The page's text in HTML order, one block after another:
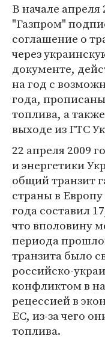
В начале
"Газпром"
соглашение о
через
документе,
на год с
года,
топлива, а
выходе из ГТС
22 апреля 2009
и энергетики
общий транзит
страны в
года составил
что вполовину
периода
транзита было
российско-
конфликтом в
рецессией в
ЕС, из-за чего
топлива.